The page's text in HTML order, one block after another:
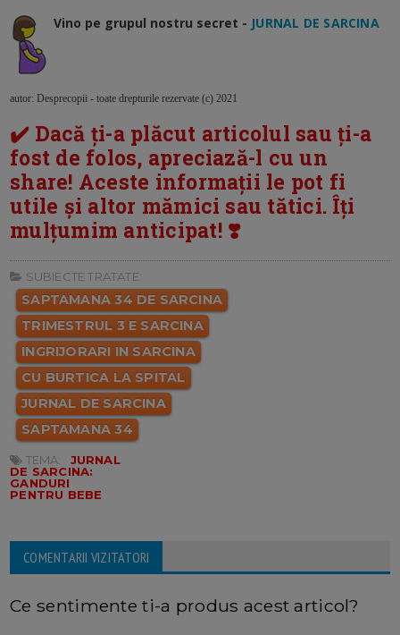
Vino pe grupul nostru secret - JURNAL DE SARCINA
autor: Desprecopii - toate drepturile rezervate (c) 2021
✔️ Dacă ți-a plăcut articolul sau ți-a
fost de folos, apreciază-l cu un
share! Aceste informații le pot fi
utile și altor mămici sau tătici. Îți
mulțumim anticipat! ❣️
SUBIECTE TRATATE:
SAPTAMANA 34 DE SARCINA
TRIMESTRUL 3 E SARCINA
INGRIJORARI IN SARCINA
CU BURTICA LA SPITAL
JURNAL DE SARCINA
SAPTAMANA 34
TEMA:
JURNAL
DE SARCINA:
GANDURI
PENTRU BEBE
COMENTARII VIZITATORI
Ce sentimente ti-a produs acest articol?